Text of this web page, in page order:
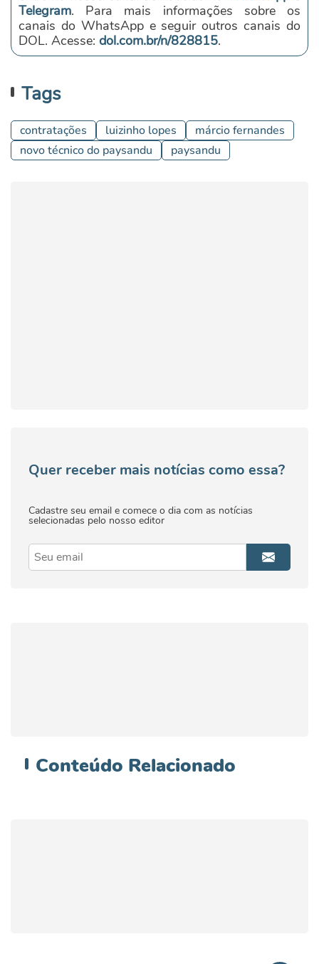
Telegram. Para mais informações sobre os
canais do WhatsApp e seguir outros canais do
DOL. Acesse: dol.com.br/n/828815.
Tags
contratações luizinho lopes
márcio fernandes
novo técnico do paysandu
paysandu
Quer receber mais notícias como essa?
Cadastre seu email e comece o dia com as notícias
selecionadas pelo nosso editor
Conteúdo Relacionado